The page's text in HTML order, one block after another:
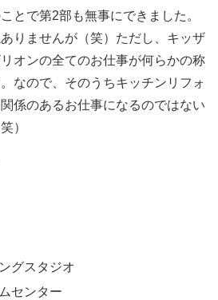
とで第2部も無事にできました。
りませんが（笑）ただし、キッザ
オンの全てのお仕事が何らかの称
なので、そのうちキッチンリフォ
係のあるお仕事になるのではない
）
グスタジオ
センター